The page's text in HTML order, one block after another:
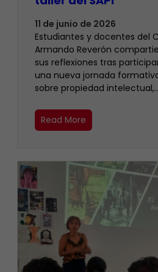
11 de junio de 2026
Estudiantes y docentes del
Armando Reverón
sus reflexiones tras
una nueva jornada
sobre propiedad
Read More